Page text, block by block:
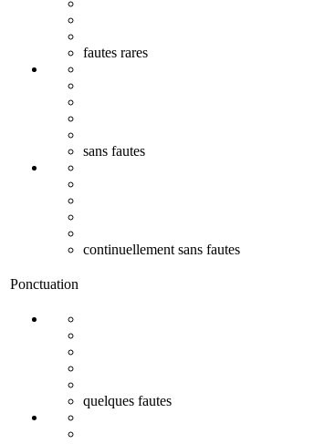
fautes rares
sans fautes
continuellement sans fautes
Ponctuation
quelques fautes